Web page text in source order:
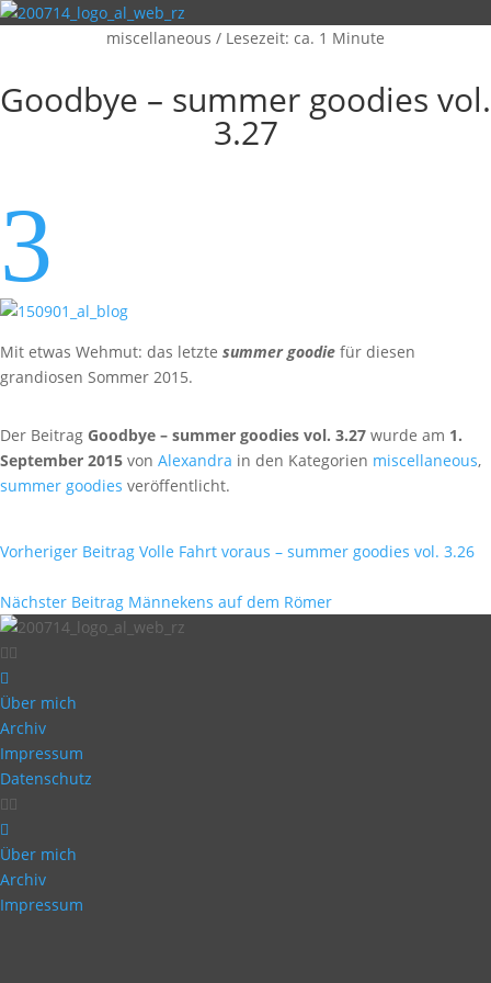
miscellaneous / Lesezeit: ca. 1 Minute
Goodbye – summer goodies vol.
3.27
3
Mit etwas Wehmut: das letzte summer goodie für diesen
grandiosen Sommer 2015.
Der Beitrag Goodbye – summer goodies vol. 3.27 wurde am 1.
September 2015 von Alexandra in den Kategorien miscellaneous,
summer goodies veröffentlicht.
Vorheriger Beitrag Volle Fahrt voraus – summer goodies vol. 3.26
Nächster Beitrag Männekens auf dem Römer
Über mich
Archiv
Impressum
Datenschutz
Über mich
Archiv
Impressum